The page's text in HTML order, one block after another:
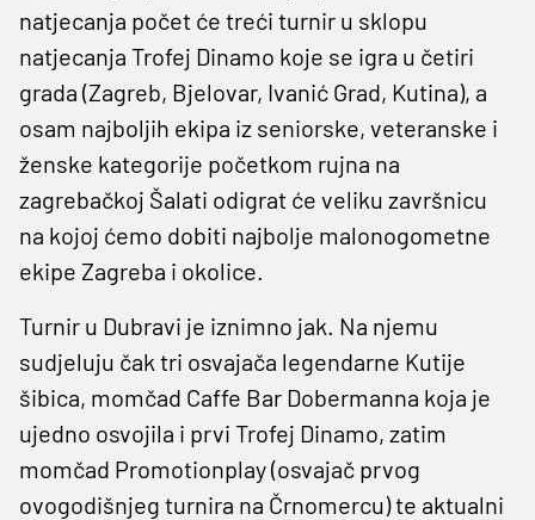
natjecanja počet će treći turnir u sklopu
natjecanja Trofej Dinamo koje se igra u četiri
grada (Zagreb, Bjelovar, Ivanić Grad, Kutina), a
osam najboljih ekipa iz seniorske, veteranske i
ženske kategorije početkom rujna na
zagrebačkoj Šalati odigrat će veliku završnicu
na kojoj ćemo dobiti najbolje malonogometne
ekipe Zagreba i okolice.
Turnir u Dubravi je iznimno jak. Na njemu
sudjeluju čak tri osvajača legendarne Kutije
šibica, momčad Caffe Bar Dobermanna koja je
ujedno osvojila i prvi Trofej Dinamo, zatim
momčad Promotionplay (osvajač prvog
ovogodišnjeg turnira na Črnomercu) te aktualni